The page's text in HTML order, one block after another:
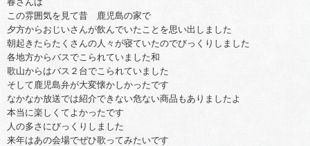
この雰囲気を見て昔 鹿児島の家で
夕方からおじいさんが飲んでいたことを思い出しました
朝起きたらたくさんの人々が寝ていたのでびっくりしました
各地方からバスでこられていました和
歌山からはバス２台でこられていました
そして鹿児島弁が大変懐かしかったです
なかなか放送では紹介できない危ない商品もありましたよ
本当に楽しくてよかったです
人の多さにびっくりしました
来年はあの会場でぜひ歌ってみたいです